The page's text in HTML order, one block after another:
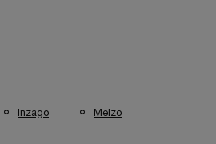
Inzago Melzo